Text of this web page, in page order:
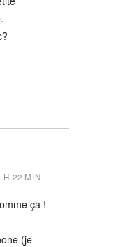
H 22 MIN
ça !
(je